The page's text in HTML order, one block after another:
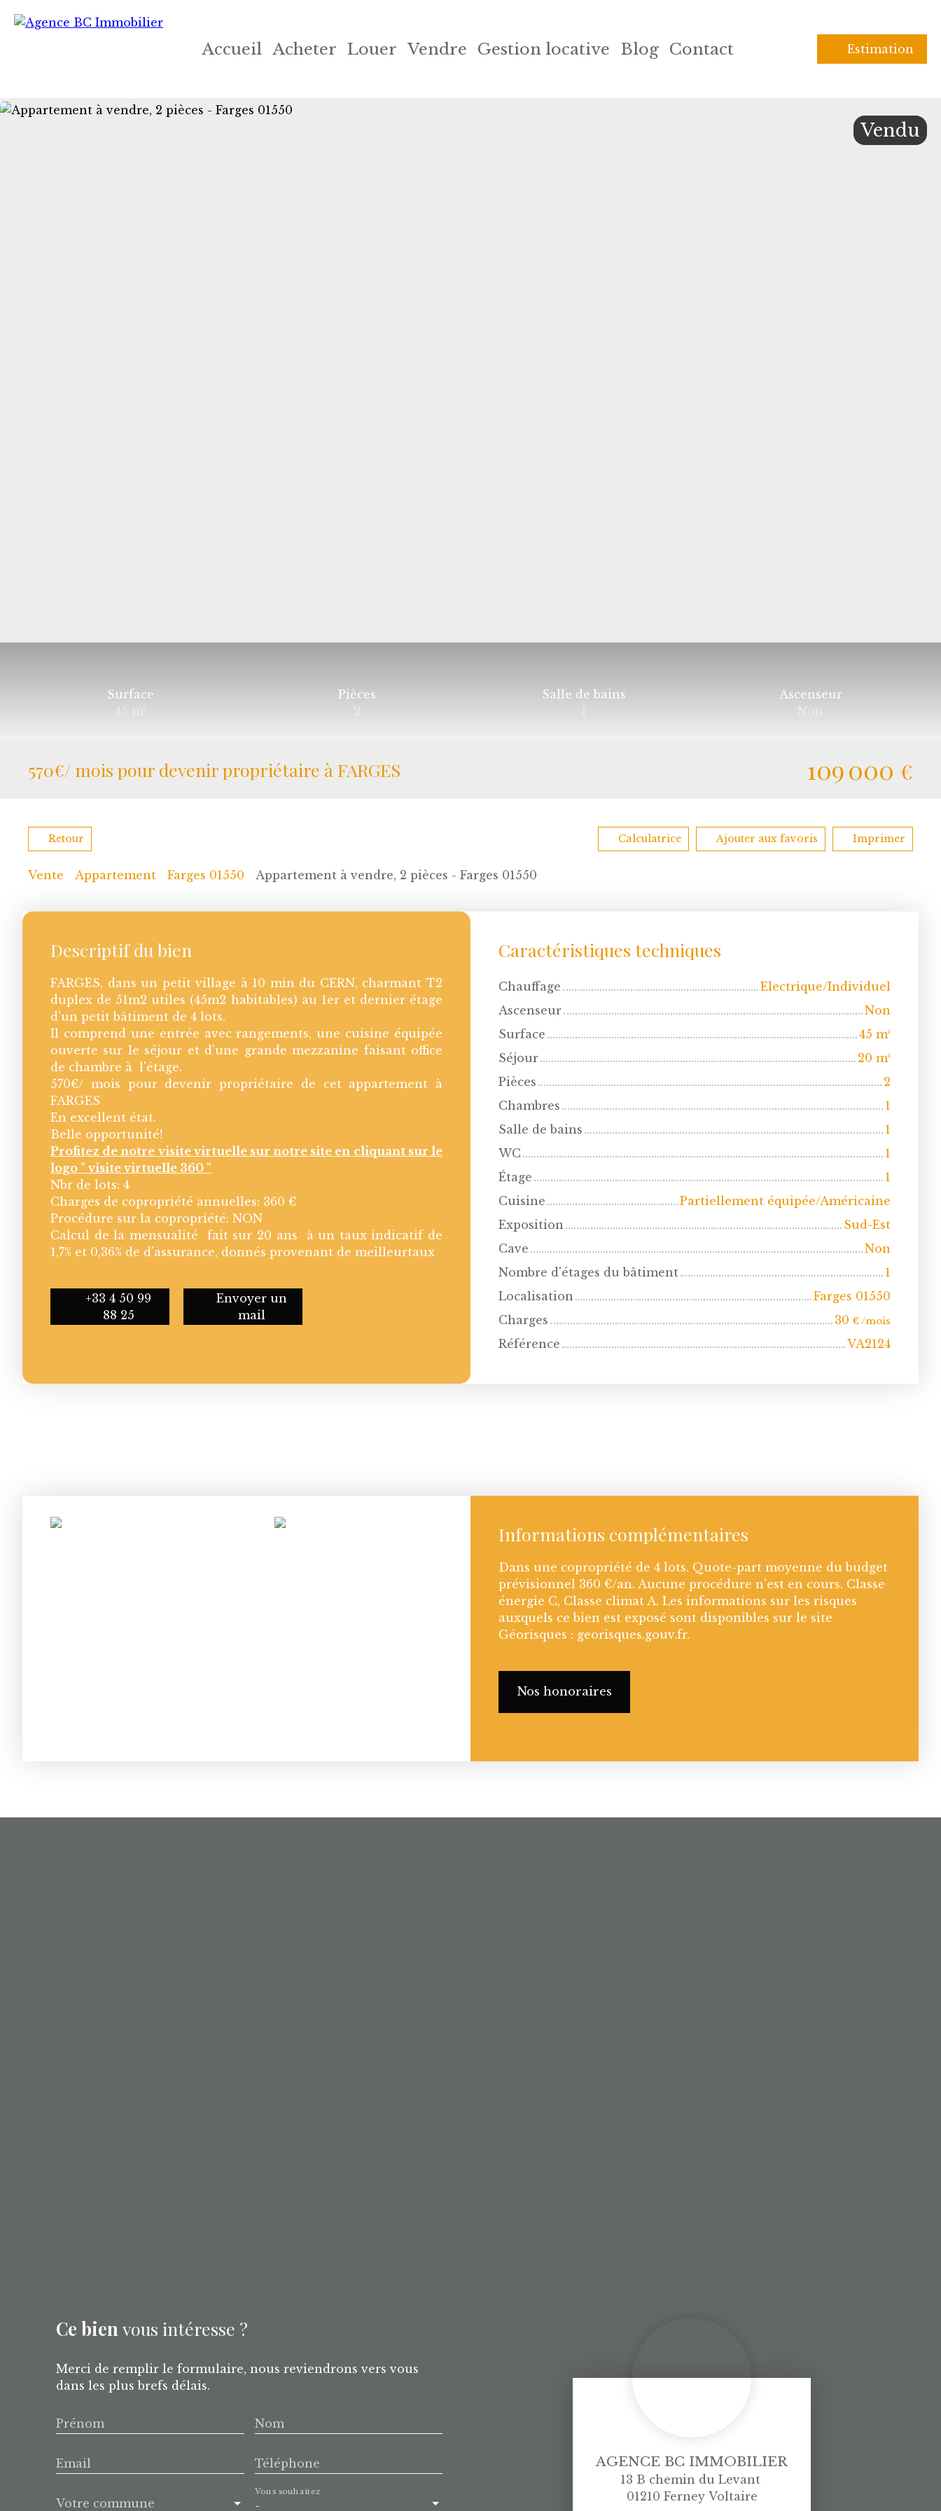
Accueil Acheter Louer Vendre Gestion locative Blog Contact Estimation
Vendu
Surface
Pièces
Salle de bains
Ascenseur
570€/ mois pour devenir propriétaire à FARGES 109 000 €
Retour Calculatrice Ajouter aux favoris Imprimer
Vente Appartement Farges 01550 Appartement à vendre, 2 pièces - Farges 01550
Descriptif du bien
FARGES, dans un petit village à 10 min du CERN, charmant T2
duplex de 51m2 utiles (45m2 habitables) au 1er et dernier étage
d'un petit bâtiment de 4 lots.
Il comprend une entrée avec rangements, une cuisine équipée
ouverte sur le séjour et d'une grande mezzanine faisant office
de chambre à l'étage.
570€/ mois pour devenir propriétaire de cet appartement à
FARGES
En excellent état.
Belle opportunité!
Profitez de notre visite virtuelle sur notre site en cliquant sur le
logo " visite virtuelle 360 "
Nbr de lots: 4
Charges de copropriété annuelles: 360 €
Procédure sur la copropriété: NON
Calcul de la mensualité fait sur 20 ans à un taux indicatif de
1,7% et 0,36% de d'assurance, donnés provenant de meilleurtaux
+33 4 50 99
88 25
Envoyer un
mail
Caractéristiques techniques
Chauffage
Electrique/Individuel
Ascenseur
Non
Surface
45 m²
Séjour
20 m²
Pièces
2
Chambres
1
Salle de bains
1
WC
1
Étage
1
Cuisine
Partiellement équipée/Américaine
Exposition
Sud-Est
Cave
Non
Nombre d'étages du bâtiment
1
Localisation
Farges 01550
Charges
30 € /mois
Référence VA2124
Informations complémentaires
Dans une copropriété de 4 lots. Quote-part moyenne du budget
prévisionnel 360 €/an. Aucune procédure n'est en cours. Classe
énergie C, Classe climat A. Les informations sur les risques
auxquels ce bien est exposé sont disponibles sur le site
Géorisques : georisques.gouv.fr.
Nos honoraires
Ce bien vous intéresse ?
Merci de remplir le formulaire, nous reviendrons vers vous
dans les plus brefs délais.
Prénom Nom
Email Téléphone
Votre commune -
Vous souhaitez
AGENCE BC IMMOBILIER
13 B chemin du Levant
01210 Ferney Voltaire